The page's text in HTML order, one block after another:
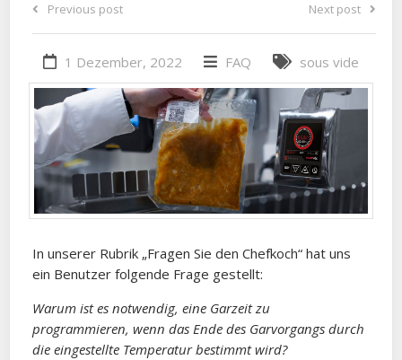
Previous post Next post
1 Dezember, 2022 FAQ sous vide
In unserer Rubrik „Fragen Sie den Chefkoch“ hat uns
ein Benutzer folgende Frage gestellt:
Warum ist es notwendig, eine Garzeit zu
programmieren, wenn das Ende des Garvorgangs durch
die eingestellte Temperatur bestimmt wird?